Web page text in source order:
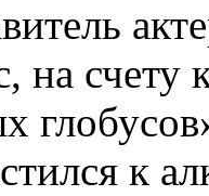
на счету
к